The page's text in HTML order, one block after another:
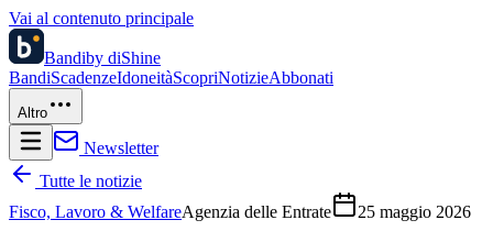
Vai al contenuto principale
Bandiby diShine
BandiScadenzeIdoneitàScopriNotizieAbbonati
Altro
Newsletter
Tutte le notizie
Fisco, Lavoro & WelfareAgenzia delle Entrate 25 maggio 2026